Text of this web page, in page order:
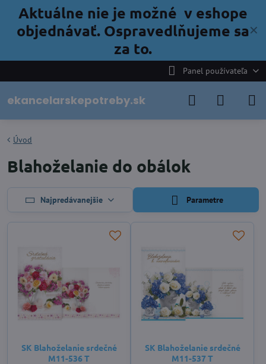
✕
Aktuálne nie je možné v eshope
objednávať. Ospravedlňujeme sa
za to.
Panel používateľa
ekancelarskepotreby.sk
Úvod
Blahoželanie do obálok
Najpredávanejšie Parametre
SK Blahoželanie srdečné
M11-536 T
SK Blahoželanie srdečné
M11-537 T